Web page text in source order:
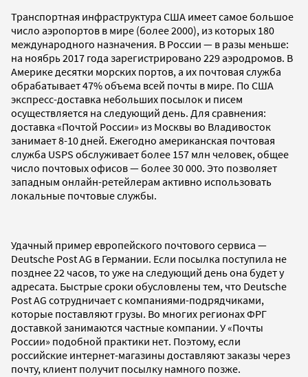
Транспортная инфраструктура США имеет самое большое
число аэропортов в мире (более 2000), из которых 180
международного назначения. В России — в разы меньше:
на ноябрь 2017 года зарегистрировано 229 аэродромов. В
Америке десятки морских портов, а их почтовая служба
обрабатывает 47% объема всей почты в мире. По США
экспресс-доставка небольших посылок и писем
осуществляется на следующий день. Для сравнения:
доставка «Почтой России» из Москвы во Владивосток
занимает 8-10 дней. Ежегодно американская почтовая
служба USPS обслуживает более 157 млн человек, общее
число почтовых офисов — более 30 000. Это позволяет
западным онлайн-ретейлерам активно использовать
локальные почтовые службы.
Удачный пример европейского почтового сервиса —
Deutsche Post AG в Германии. Если посылка поступила не
позднее 22 часов, то уже на следующий день она будет у
адресата. Быстрые сроки обусловлены тем, что Deutsche
Post AG сотрудничает с компаниями-подрядчиками,
которые поставляют грузы. Во многих регионах ФРГ
доставкой занимаются частные компании. У «Почты
России» подобной практики нет. Поэтому, если
российские интернет-магазины доставляют заказы через
почту, клиент получит посылку намного позже.